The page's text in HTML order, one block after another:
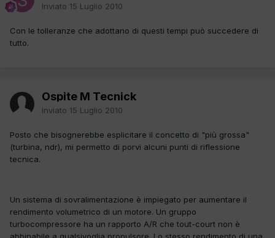
Inviato 15 Luglio 2010
Con le tolleranze che adottano di questi tempi può succedere di
tutto.
Ospite M Tecnick
Inviato 15 Luglio 2010
Posto che bisognerebbe esplicitare il concetto di "più grossa"
(turbina, ndr), mi permetto di porvi alcuni punti di riflessione
tecnica.
Un sistema di sovralimentazione è impiegato per aumentare il
rendimento volumetrico di un motore. Un gruppo
turbocompressore ha un rapporto A/R che tout-court non è